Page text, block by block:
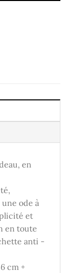
en
ode à
et
en toute
anti -
cm +